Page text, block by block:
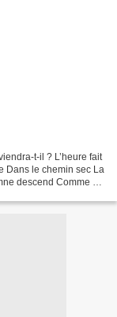
t-il ? L’heure fait
Dans le chemin sec La
descend Comme un